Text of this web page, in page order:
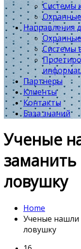
Системы
Направления
Системы
Партнеры
Клиенты
Контакты
База знаний
Ученые
ловушку
Home
Ученые нашли
ловушку